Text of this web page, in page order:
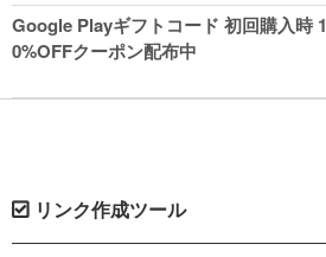
Google Playギフトコード 初回購入時 1
0%OFFクーポン配布中
リンク作成ツール